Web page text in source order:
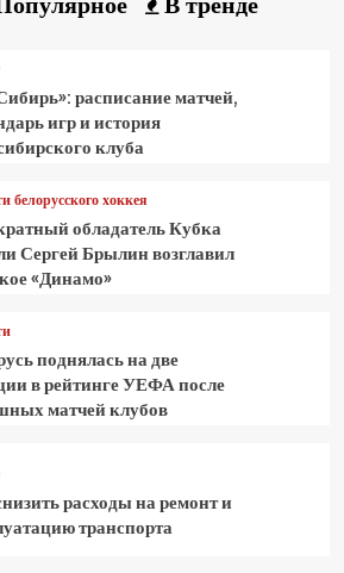
расписание матчей,
игр и история
клуба
белорусского хоккея
обладатель Кубка
Сергей Брылин возглавил
«Динамо»
поднялась на две
в рейтинге УЕФА после
матчей клубов
расходы на ремонт и
транспорта